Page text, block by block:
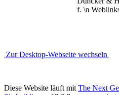
f. \n
Zur Desktop-Webseite wechseln
Diese Website läuft mit The Next